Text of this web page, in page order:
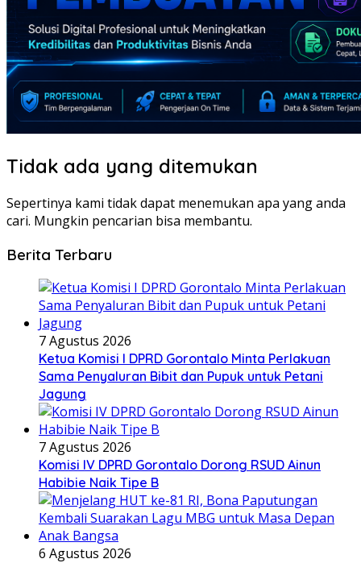
Tidak ada yang ditemukan
Sepertinya kami tidak dapat menemukan apa yang anda
cari. Mungkin pencarian bisa membantu.
Berita Terbaru
7 Agustus 2026
Ketua Komisi I DPRD Gorontalo Minta Perlakuan
Sama Penyaluran Bibit dan Pupuk untuk Petani
Jagung
7 Agustus 2026
Komisi IV DPRD Gorontalo Dorong RSUD Ainun
Habibie Naik Tipe B
6 Agustus 2026